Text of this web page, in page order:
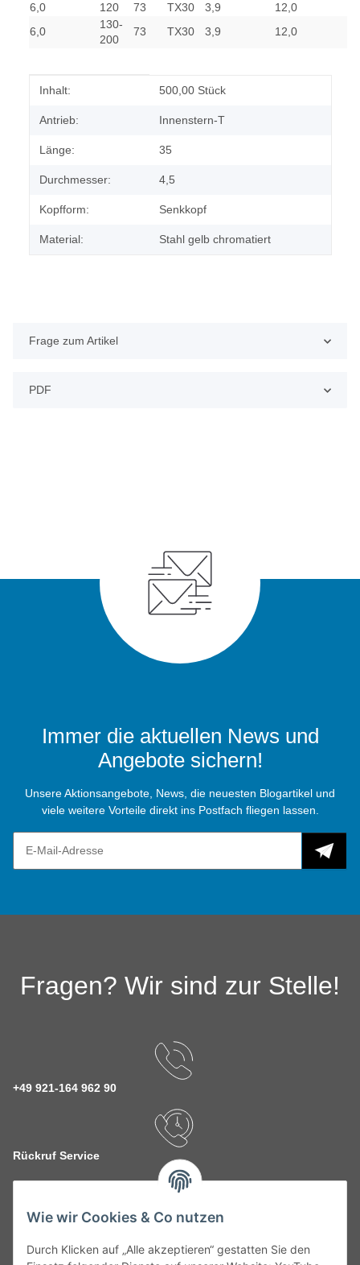
Wie wir Cookies & Co nutzen
Durch Klicken auf „Alle akzeptieren“ gestatten Sie den
6,0
120 73 TX30 3,9
12,0
6,0
130-
200
73 TX30 3,9 12,0
Produkteigenschaft
Wert
Inhalt: 500,00 Stück
Antrieb: Innenstern-T
Länge: 35
Durchmesser: 4,5
Kopfform: Senkkopf
Material: Stahl gelb chromatiert
Frage zum Artikel
PDF
Immer die aktuellen News und
Angebote sichern!
Unsere Aktionsangebote, News, die neuesten Blogartikel und
viele weitere Vorteile direkt ins Postfach fliegen lassen.
Fragen? Wir sind zur Stelle!
+49 921-164 962 90
Rückruf Service
kontakt@theo-schrauben.de